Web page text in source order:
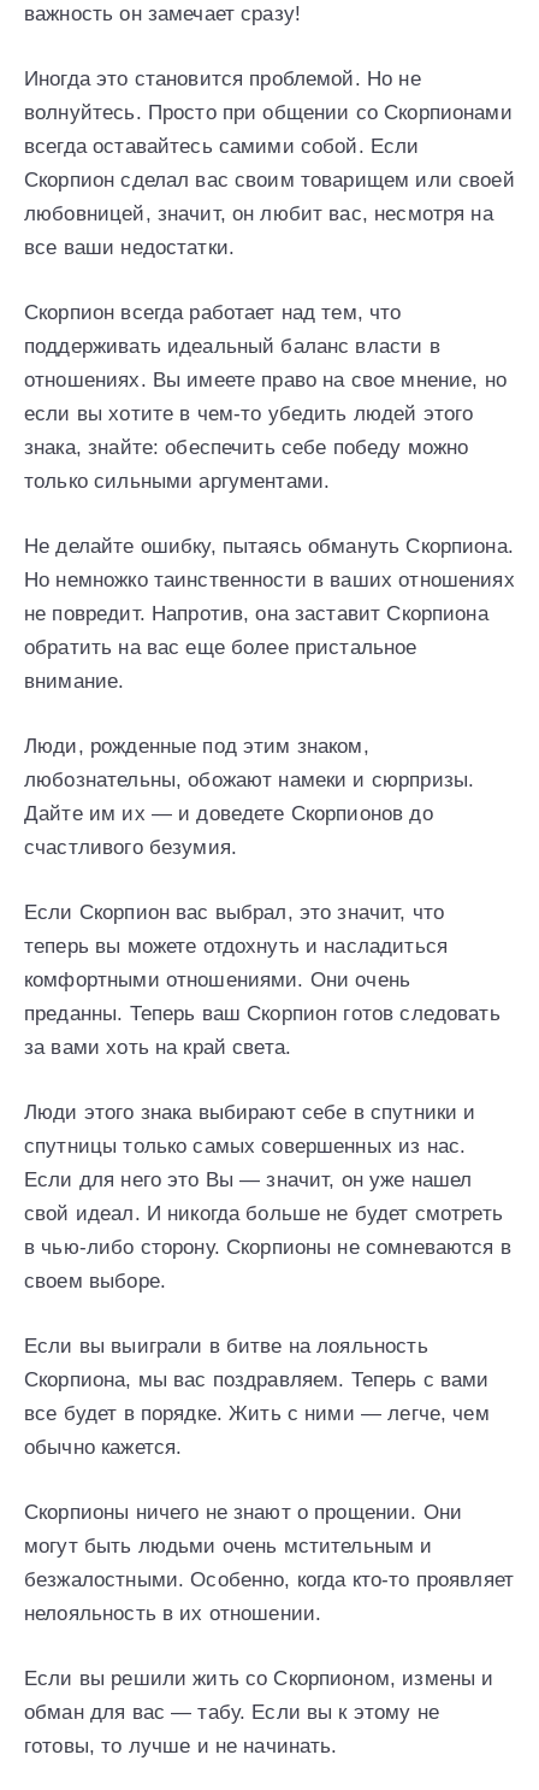
важность он замечает сразу!
Иногда это становится проблемой. Но не
волнуйтесь. Просто при общении со Скорпионами
всегда оставайтесь самими собой. Если
Скорпион сделал вас своим товарищем или своей
любовницей, значит, он любит вас, несмотря на
все ваши недостатки.
Скорпион всегда работает над тем, что
поддерживать идеальный баланс власти в
отношениях. Вы имеете право на свое мнение, но
если вы хотите в чем-то убедить людей этого
знака, знайте: обеспечить себе победу можно
только сильными аргументами.
Не делайте ошибку, пытаясь обмануть Скорпиона.
Но немножко таинственности в ваших отношениях
не повредит. Напротив, она заставит Скорпиона
обратить на вас еще более пристальное
внимание.
Люди, рожденные под этим знаком,
любознательны, обожают намеки и сюрпризы.
Дайте им их — и доведете Скорпионов до
счастливого безумия.
Если Скорпион вас выбрал, это значит, что
теперь вы можете отдохнуть и насладиться
комфортными отношениями. Они очень
преданны. Теперь ваш Скорпион готов следовать
за вами хоть на край света.
Люди этого знака выбирают себе в спутники и
спутницы только самых совершенных из нас.
Если для него это Вы — значит, он уже нашел
свой идеал. И никогда больше не будет смотреть
в чью-либо сторону. Скорпионы не сомневаются в
своем выборе.
Если вы выиграли в битве на лояльность
Скорпиона, мы вас поздравляем. Теперь с вами
все будет в порядке. Жить с ними — легче, чем
обычно кажется.
Скорпионы ничего не знают о прощении. Они
могут быть людьми очень мстительным и
безжалостными. Особенно, когда кто-то проявляет
нелояльность в их отношении.
Если вы решили жить со Скорпионом, измены и
обман для вас — табу. Если вы к этому не
готовы, то лучше и не начинать.